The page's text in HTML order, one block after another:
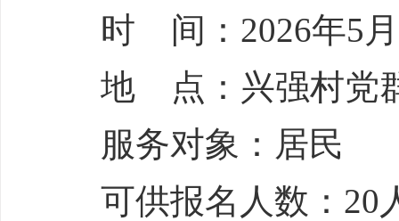
时 间：2026年5
地 点：兴强村党
服务对象：居民
可供报名人数：20